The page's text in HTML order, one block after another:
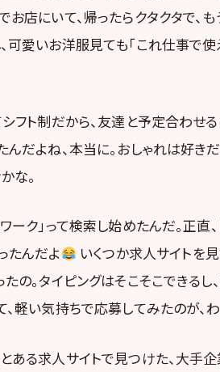
お店にいて、帰ったらクタクタで、
可愛いお洋服見ても「これ仕事で
シフト制だから、友達と予定合わ
だよね、本当に。おしゃれは好き
な。
ーク」って検索し始めたんだ。正直
たんだよ
いくつか求人サイトを
の。タイピングはそこそこできる
、軽い気持ちで応募してみたのが、
ある求人サイトで見つけた、大手